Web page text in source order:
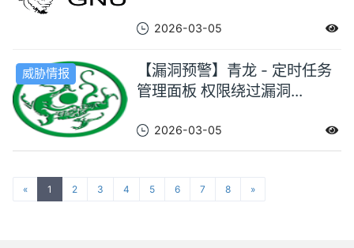
2026-03-05
威胁情报
【漏洞预警】青龙 - 定时任务
管理面板 权限绕过漏洞...
2026-03-05
« 1 2 3 4 5 6 7 8 »